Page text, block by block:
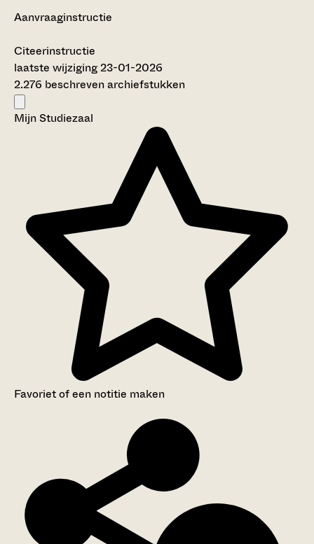
Aanvraaginstructie
Citeerinstructie
laatste wijziging 23-01-2026
2.276 beschreven archiefstukken
Mijn Studiezaal
Favoriet of een notitie maken